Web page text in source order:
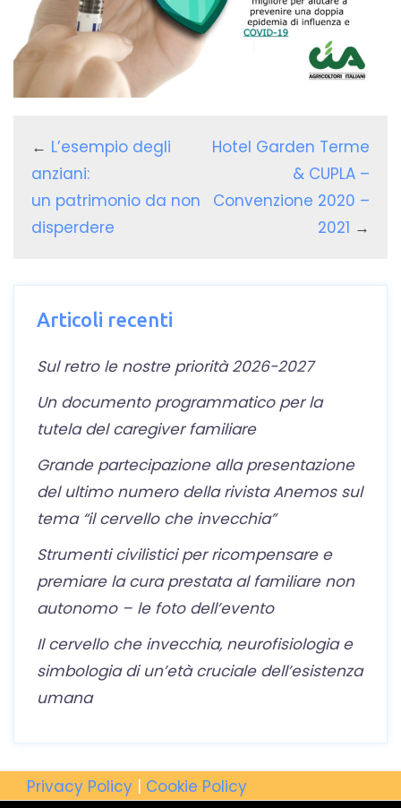
← L’esempio degli
anziani:
un patrimonio da non
disperdere
Hotel Garden Terme
& CUPLA –
Convenzione 2020 –
2021 →
Articoli recenti
Sul retro le nostre priorità 2026-2027
Un documento programmatico per la
tutela del caregiver familiare
Grande partecipazione alla presentazione
del ultimo numero della rivista Anemos sul
tema “il cervello che invecchia”
Strumenti civilistici per ricompensare e
premiare la cura prestata al familiare non
autonomo – le foto dell’evento
Il cervello che invecchia, neurofisiologia e
simbologia di un’età cruciale dell’esistenza
umana
Privacy Policy | Cookie Policy